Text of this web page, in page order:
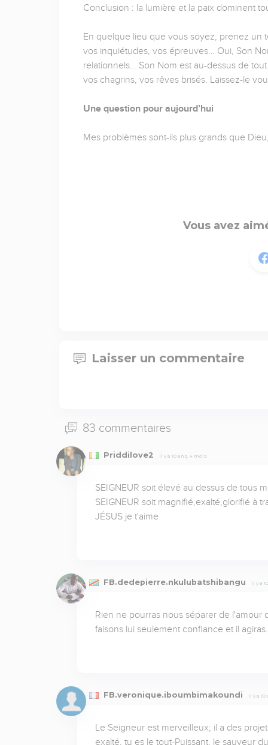
Conclusion : la lumière et la paix dominent
En quelque lieu que vous soyez, prenez un
vos inquiétudes, vos épreuves… Oui, Son
relationnels… Son Nom est au-dessus de
vos chagrins, vos rêves brisés. Laissez-le
Une question pour aujourd’hui
Mes problèmes sont-ils plus grands que
Vous avez
Laisser un commentaire
83 commentaires
Priddilove2 Il y a 10 ans, 4 mois
SEIGNEUR soit élevé au dessus de tous
SEIGNEUR soit magnifié,exalté,glorifié à
JÉSUS je t'aime
FB.dedepierre.nkulubatshibangu Il y a
Rien ne pourras nous séparer de l'amour
faisons lui seulement confiance et il agiras.
FB.veronique.iboumbimakoundi Il y a
Le Seigneur est merveilleux; il a des
exalté, tu es le tout-Puissant, le sauveur